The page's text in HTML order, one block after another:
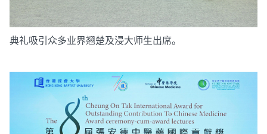
典礼吸引众多业界翘楚及浸大师生出席。